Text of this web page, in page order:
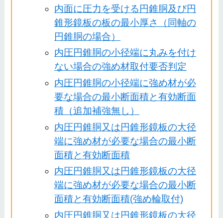
内面に圧力を受ける円錐胴及び円
錐形鏡板の板の最小厚さ（同軸の
円錐胴の場合）
内圧円錐胴の小径端に丸みを付け
ない場合の強め材取付要否判定
内圧円錐胴の小径端に強め材が必
要な場合の最小断面積と有効断面
積（追加補強無し）
内圧円錐胴又は円錐形鏡板の大径
端に強め材が必要な場合の最小断
面積と有効断面積
内圧円錐胴又は円錐形鏡板の大径
端に強め材が必要な場合の最小断
面積と有効断面積(強め輪取付)
内圧円錐胴又は円錐形鏡板の大径